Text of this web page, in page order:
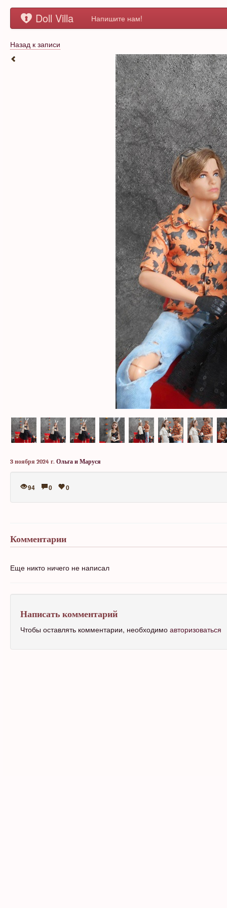
Doll Villa Напишите нам!
Назад к записи
3 ноября 2024 г. Ольга и Маруся
94 0 0
Комментарии
Еще никто ничего не написал
Написать комментарий
Чтобы оставлять комментарии, необходимо авторизоваться